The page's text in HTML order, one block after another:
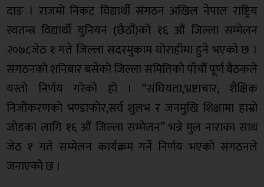
दाङ । राजमो निकट विद्यार्थी संगठन अखिल नेपाल राष्ट्रिय
स्वतन्त्र विद्यार्थी युनियन (छैठौं)को १६ औं जिल्ला सम्मेलन
२०७८जेठ १ गते जिल्ला सदरमुकाम घोराहीमा हुने भएको छ ।
संगठनको शनिबार बसेको जिल्ला समितिको पाँचौं पूर्ण बैठकले
यस्तो निर्णय गरेको हो । “संघियता,भ्रष्टाचार, शैक्षिक
निजीकरणकाे भण्डाफाेर,सर्व शुलभ र जनमुखि शिक्षामा हाम्रो
जाेडका लागि १६ औं जिल्ला सम्मेलन” भन्ने मुल नाराका साथ
जेठ १ गते सम्मेलन कार्यक्रम गर्ने निर्णय भएको संगठनले
जनाएको छ ।